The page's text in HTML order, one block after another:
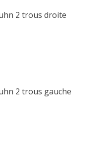
2 trous droite
2 trous gauche